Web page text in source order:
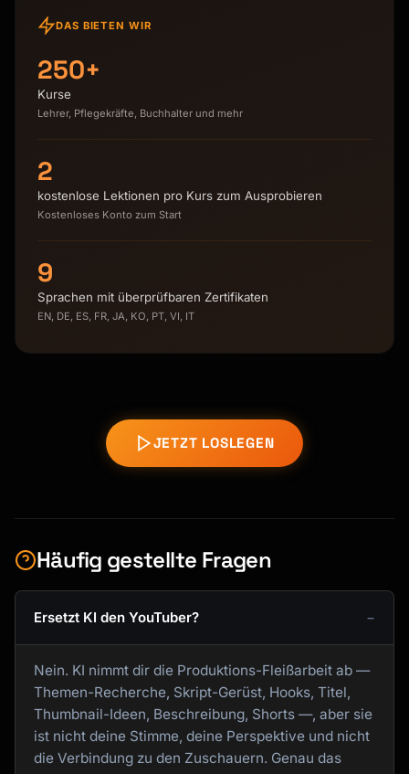
DAS BIETEN WIR
250+
Kurse
Lehrer, Pflegekräfte, Buchhalter und mehr
2
kostenlose Lektionen pro Kurs zum Ausprobieren
Kostenloses Konto zum Start
9
Sprachen mit überprüfbaren Zertifikaten
EN, DE, ES, FR, JA, KO, PT, VI, IT
JETZT LOSLEGEN
Häufig gestellte Fragen
Ersetzt KI den YouTuber?
Nein. KI nimmt dir die Produktions-Fleißarbeit ab —
Themen-Recherche, Skript-Gerüst, Hooks, Titel,
Thumbnail-Ideen, Beschreibung, Shorts —, aber sie
ist nicht deine Stimme, deine Perspektive und nicht
die Verbindung zu den Zuschauern. Genau das